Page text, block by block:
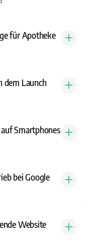
für Apotheke
dem Launch
Smartphones
bei Google
Website